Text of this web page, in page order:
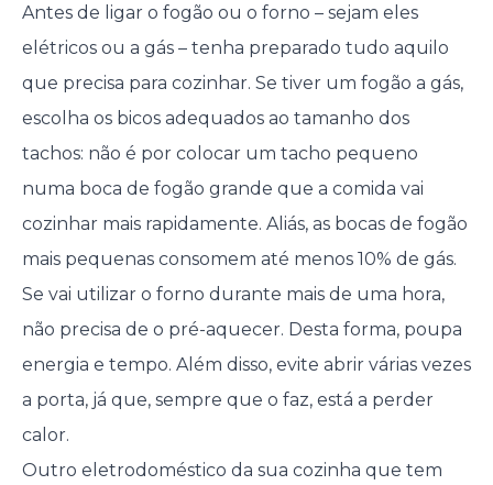
Antes de ligar o fogão ou o forno – sejam eles
elétricos ou a gás – tenha preparado tudo aquilo
que precisa para cozinhar. Se tiver um fogão a gás,
escolha os bicos adequados ao tamanho dos
tachos: não é por colocar um tacho pequeno
numa boca de fogão grande que a comida vai
cozinhar mais rapidamente. Aliás, as bocas de fogão
mais pequenas consomem até menos 10% de gás.
Se vai utilizar o forno durante mais de uma hora,
não precisa de o pré-aquecer. Desta forma, poupa
energia e tempo. Além disso, evite abrir várias vezes
a porta, já que, sempre que o faz, está a perder
calor.
Outro eletrodoméstico da sua cozinha que tem